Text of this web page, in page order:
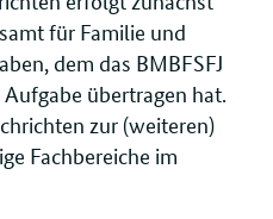
für Familie und
dem das BMBFSFJ
übertragen hat.
zur (weiteren)
Fachbereiche im